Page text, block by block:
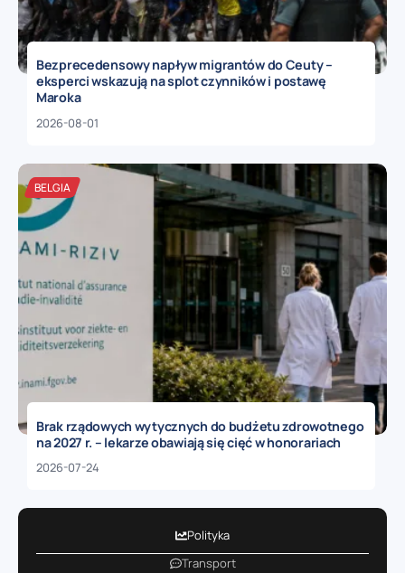
Bezprecedensowy napływ migrantów do Ceuty –
eksperci wskazują na splot czynników i postawę
Maroka
2026-08-01
BELGIA
Brak rządowych wytycznych do budżetu zdrowotnego
na 2027 r. – lekarze obawiają się cięć w honorariach
2026-07-24
Polityka
Transport